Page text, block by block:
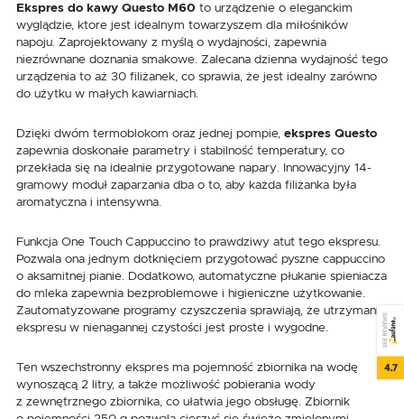
Ekspres do kawy Questo M60 to urządzenie o eleganckim
wyglądzie, ktore jest idealnym towarzyszem dla miłośników
napoju. Zaprojektowany z myślą o wydajności, zapewnia
niezrównane doznania smakowe. Zalecana dzienna wydajność tego
urządzenia to aż 30 filiżanek, co sprawia, że jest idealny zarówno
do użytku w małych kawiarniach.
Dzięki dwóm termoblokom oraz jednej pompie, ekspres Questo
zapewnia doskonałe parametry i stabilność temperatury, co
przekłada się na idealnie przygotowane napary. Innowacyjny 14-
gramowy moduł zaparzania dba o to, aby każda filiżanka była
aromatyczna i intensywna.
Funkcja One Touch Cappuccino to prawdziwy atut tego ekspresu.
Pozwala ona jednym dotknięciem przygotować pyszne cappuccino
o aksamitnej pianie. Dodatkowo, automatyczne płukanie spieniacza
do mleka zapewnia bezproblemowe i higieniczne użytkowanie.
Zautomatyzowane programy czyszczenia sprawiają, że utrzymanie
ekspresu w nienagannej czystości jest proste i wygodne.
Ten wszechstronny ekspres ma pojemność zbiornika na wodę
wynoszącą 2 litry, a także możliwość pobierania wody
z zewnętrznego zbiornika, co ułatwia jego obsługę. Zbiornik
SEE REVIEWS
4.7